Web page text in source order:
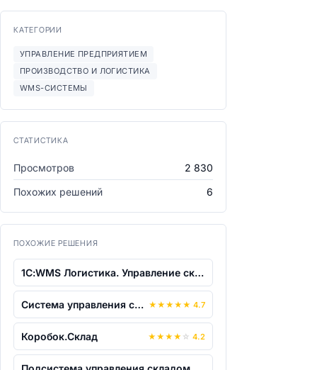
КАТЕГОРИИ
УПРАВЛЕНИЕ ПРЕДПРИЯТИЕМ
ПРОИЗВОДСТВО И ЛОГИСТИКА
WMS-СИСТЕМЫ
СТАТИСТИКА
Просмотров
2 830
Похожих решений
6
ПОХОЖИЕ РЕШЕНИЯ
1С:WMS Логистика. Управление складом
Система управления складом AXELOT WMS... ★ ★ ★ ★ ★ 4.7
Коробок.Склад ★ ★ ★ ★ ☆ 4.2